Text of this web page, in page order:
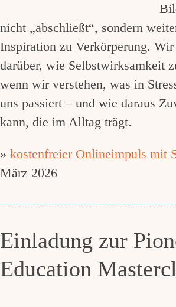
nicht „abschließt“, sondern
Inspiration zu Verkörperung. Wir
darüber, wie Selbstwirksamkeit
wenn wir verstehen, was in
uns passiert – und wie daraus
kann, die im Alltag trägt.
» kostenfreier Onlineimpuls mit
März 2026
Einladung zur
Education